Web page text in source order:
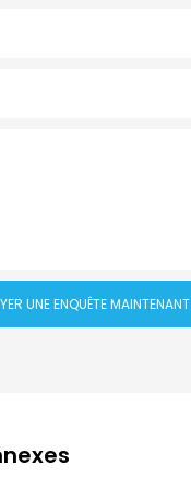
UNE ENQUÊTE MAINTENANT